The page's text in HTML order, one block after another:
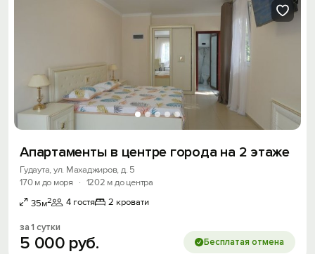
Апартаменты в центре города на 2 этаже
Гудаута, ул. Махаджиров, д. 5
170 м до моря
· 1202 м до центра
35м2 4 гостя 2 кровати
за 1 сутки
5 000 руб. Бесплатая отмена